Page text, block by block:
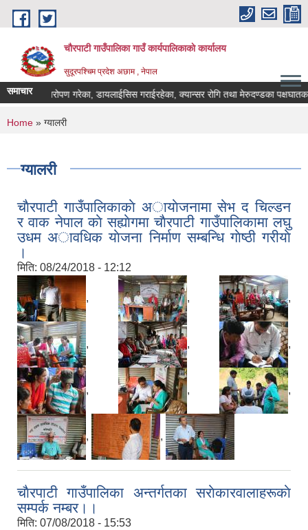
Skip to main content
चौरपाटी गाउँपालिका गाउँ कार्यपालिकाकाे कार्यालय
सुदूरपश्चिम प्रदेश अछाम , नेपाल
समाचार
प्रत्यारोपण गरेका, डायलाईसिस गराईरहेका, क्यान्सर रोगि तथा मेरुदण्डका पक्षघातका
You are here
Home » ग्यालरी
ग्यालरी
चाैरपाटी गाउँपालिकाकाे अायाेजनामा सेभ द चिल्डन
र वाक नेपाल काे सह्याेगमा चाैरपाटी गाउँपालिकामा लघु
उधम अावधिक याेजना निर्माण सम्बन्धि गाेष्ठी गरीयाे
।
मिति: 08/24/2018 - 12:12
, , ,
, , ,
, , ,
, ,
चाैरपाटी गाउँपालिका अन्तर्गतका सराेकारवालाहरूकाे
सम्पर्क नम्बर।।
मिति: 07/08/2018 - 15:53